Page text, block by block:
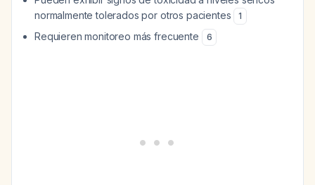
normalmente tolerados por otros pacientes
1
Requieren monitoreo más frecuente 6